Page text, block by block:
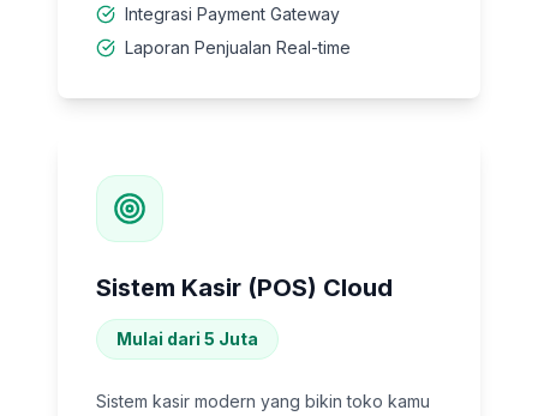
Integrasi Payment Gateway
Laporan Penjualan Real-time
Sistem Kasir (POS) Cloud
Mulai dari 5 Juta
Sistem kasir modern yang bikin toko kamu